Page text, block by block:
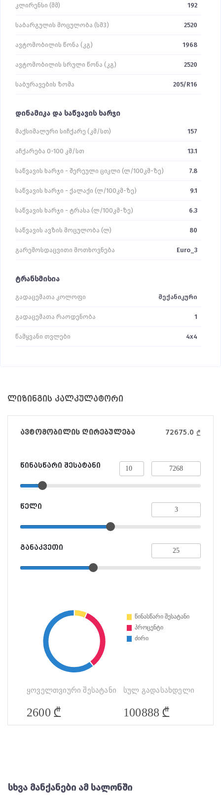
კლირენსი (მმ) 192
საბარგულის მოცულობა (სმ3) 2520
ავტომობილის წონა (კგ) 1968
ავტომობილის სრული წონა (კგ) 2520
საბურავების ზომა 205/R16
დინამიკა და საწვავის ხარჯი
მაქსიმალური სიჩქარე (კმ/სთ) 157
აჩქარება 0-100 კმ/სთ 13.1
საწვავის ხარჯი - შერეული ციკლი (ლ/100კმ-ზე) 7.8
საწვავის ხარჯი - ქალაქი (ლ/100კმ-ზე) 9.1
საწვავის ხარჯი - ტრასა (ლ/100კმ-ზე) 6.3
საწვავის ავზის მოცულობა (ლ) 80
გარემოსდაცვითი მოთხოვნება Euro_3
ტრანსმისია
გადაცემათა კოლოფი მექანიკური
გადაცემათა რაოდენობა 1
წამყვანი თვლები 4x4
ლიზინგის კალკულატორი
ავტომობილის ღირებულება 72675.0 ₾
წინასწარი შესატანი
წელი
განაკვეთი
ყოველთვიური შესატანი
2600 ₾
სულ გადასახდელი
100888 ₾
სხვა მანქანები ამ სალონში